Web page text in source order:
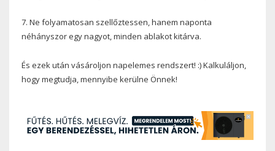
7. Ne folyamatosan szellőztessen, hanem naponta
néhányszor egy nagyot, minden ablakot kitárva.
És ezek után vásároljon napelemes rendszert! :) Kalkuláljon,
hogy megtudja, mennyibe kerülne Önnek!